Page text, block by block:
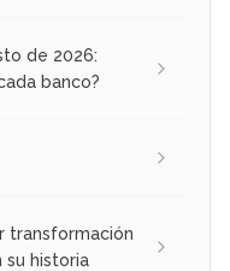
de 2026:
banco?
transformación
su historia